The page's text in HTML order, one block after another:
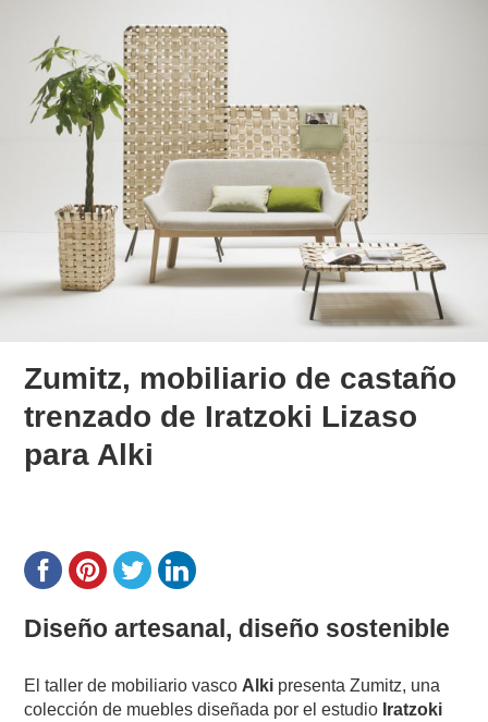
Zumitz, mobiliario de castaño
trenzado de Iratzoki Lizaso
para Alki
Diseño artesanal, diseño sostenible
El taller de mobiliario vasco Alki presenta Zumitz, una
colección de muebles diseñada por el estudio Iratzoki